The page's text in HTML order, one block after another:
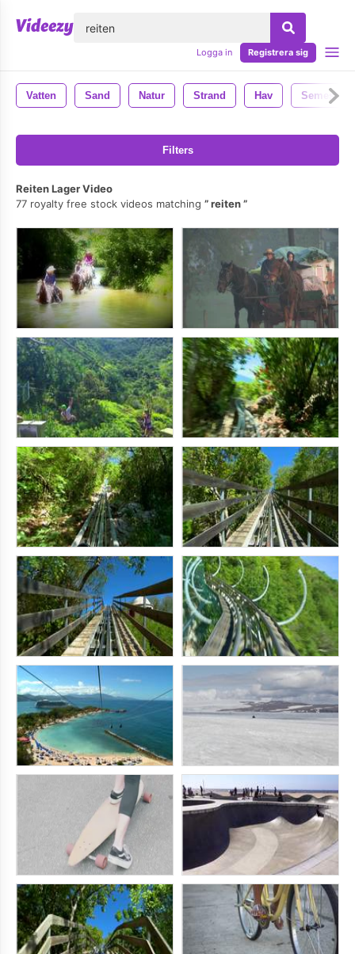
Logga in Registrera sig
Vatten Sand Natur Strand Hav Semester
Filters
Reiten Lager Video
77 royalty free stock videos matching
reiten